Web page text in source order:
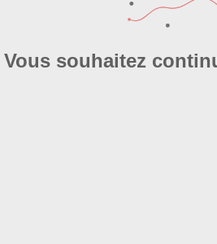
Vous souhaitez